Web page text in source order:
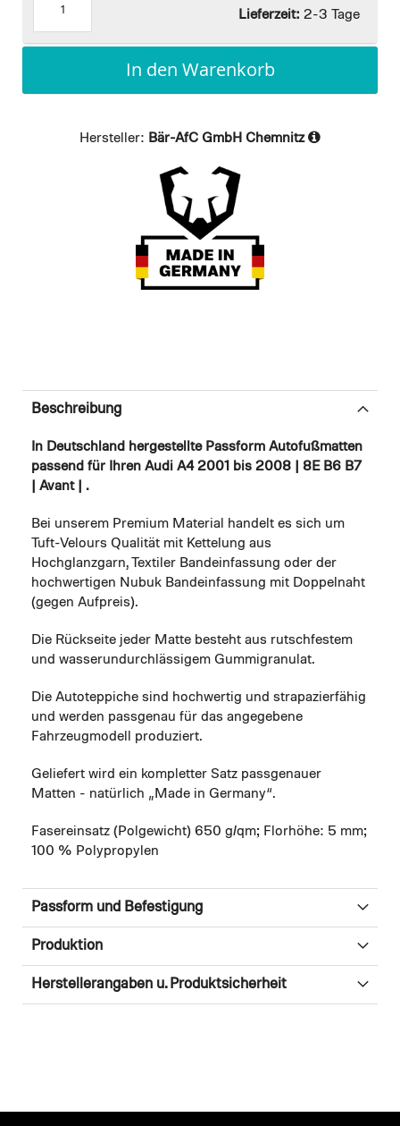
Lieferzeit: 2-3 Tage
In den Warenkorb
Hersteller: Bär-AfC GmbH Chemnitz
Beschreibung
In Deutschland hergestellte Passform Autofußmatten
passend für Ihren Audi A4 2001 bis 2008 | 8E B6 B7
| Avant | .
Bei unserem Premium Material handelt es sich um
Tuft-Velours Qualität mit Kettelung aus
Hochglanzgarn, Textiler Bandeinfassung oder der
hochwertigen Nubuk Bandeinfassung mit Doppelnaht
(gegen Aufpreis).
Die Rückseite jeder Matte besteht aus rutschfestem
und wasserundurchlässigem Gummigranulat.
Die Autoteppiche sind hochwertig und strapazierfähig
und werden passgenau für das angegebene
Fahrzeugmodell produziert.
Geliefert wird ein kompletter Satz passgenauer
Matten - natürlich „Made in Germany“.
Fasereinsatz (Polgewicht) 650 g/qm; Florhöhe: 5 mm;
100 % Polypropylen
Passform und Befestigung
Produktion
Herstellerangaben u. Produktsicherheit